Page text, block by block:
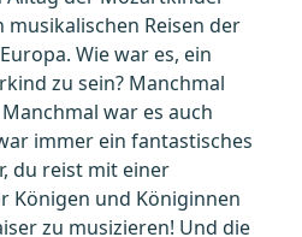
Reisen der
Wie war es, ein
zu sein? Manchmal
war es auch
immer ein fantastisches
du reist mit einer
Königen und Königinnen
zu musizieren! Und die